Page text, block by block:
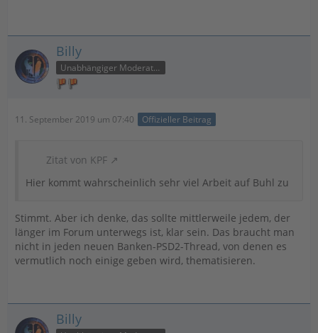
Billy
Unabhängiger Moderator
11. September 2019 um 07:40 Offizieller Beitrag
Zitat von KPF
Hier kommt wahrscheinlich sehr viel Arbeit auf Buhl zu
Stimmt. Aber ich denke, das sollte mittlerweile jedem, der
länger im Forum unterwegs ist, klar sein. Das braucht man
nicht in jeden neuen Banken-PSD2-Thread, von denen es
vermutlich noch einige geben wird, thematisieren.
Billy